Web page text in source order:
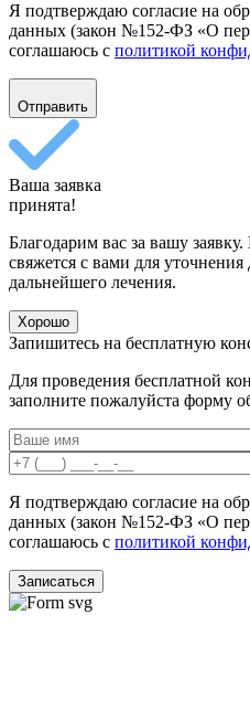
Я подтверждаю согласие на
данных (закон №152-ФЗ «О
соглашаюсь с политикой
Отправить
Ваша заявка
принята!
Благодарим вас за вашу
свяжется с вами для
дальнейшего лечения.
Хорошо
Запишитесь на бесплатную
Для проведения бесплатной
заполните пожалуйста форму
Я подтверждаю согласие на
данных (закон №152-ФЗ «О
соглашаюсь с политикой
Записаться